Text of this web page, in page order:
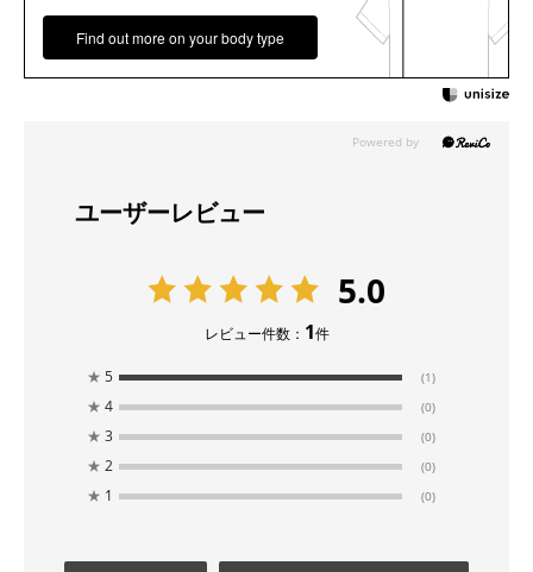
Find out more on your body type
ユーザーレビュー
5.0
レビュー件数： 1件
★ 5 (1)
★ 4 (0)
★ 3 (0)
★ 2 (0)
★ 1 (0)